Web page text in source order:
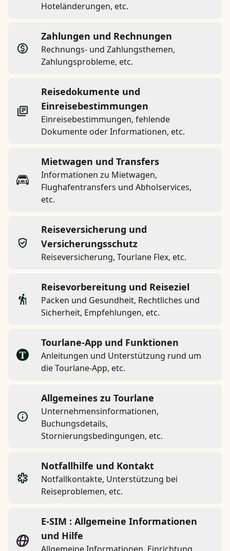
Hoteländerungen, etc.
Zahlungen und Rechnungen
Rechnungs- und Zahlungsthemen,
Zahlungsprobleme, etc.
Reisedokumente und
Einreisebestimmungen
Einreisebestimmungen, fehlende
Dokumente oder Informationen, etc.
Mietwagen und Transfers
Informationen zu Mietwagen,
Flughafentransfers und Abholservices,
etc.
Reiseversicherung und
Versicherungsschutz
Reiseversicherung, Tourlane Flex, etc.
Reisevorbereitung und Reiseziel
Packen und Gesundheit, Rechtliches und
Sicherheit, Empfehlungen, etc.
Tourlane-App und Funktionen
Anleitungen und Unterstützung rund um
die Tourlane-App, etc.
Allgemeines zu Tourlane
Unternehmensinformationen,
Buchungsdetails,
Stornierungsbedingungen, etc.
Notfallhilfe und Kontakt
Notfallkontakte, Unterstützung bei
Reiseproblemen, etc.
E-SIM : Allgemeine Informationen
und Hilfe